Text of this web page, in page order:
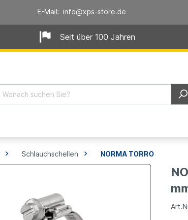
E-Mail: info@xps-store.de
Seit über 100 Jahren
Schlauchschellen NORMA TORRO